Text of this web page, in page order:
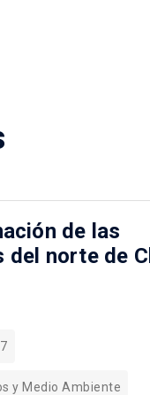
de las
del norte de
y Medio Ambiente